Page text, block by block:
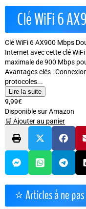
Clé WiFi 6
Clé WiFi 6 AX900 Mbps
Internet avec cette clé
maximale de 900 Mbps
Avantages clés :
protocoles...
Lire la suite
9,99€
Disponible sur Amazon
🛒 Ajouter au panier
⭐ Articles à ne